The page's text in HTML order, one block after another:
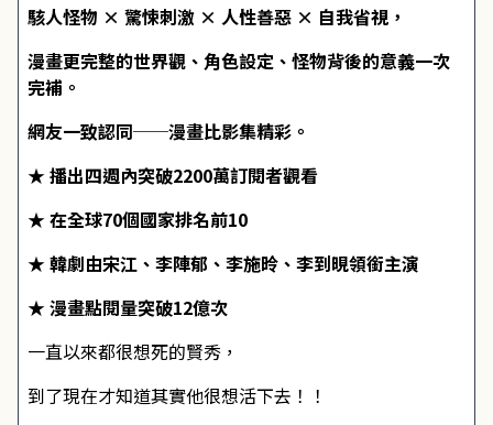
駭人怪物 × 驚悚刺激 × 人性善惡 × 自我省視，
漫畫更完整的世界觀、角色設定、怪物背後的意義一次
完補。
網友一致認同──漫畫比影集精彩。
★ 播出四週內突破2200萬訂閱者觀看
★ 在全球70個國家排名前10
★ 韓劇由宋江、李陣郁、李施昤、李到晛領銜主演
★ 漫畫點閱量突破12億次
一直以來都很想死的賢秀，
到了現在才知道其實他很想活下去！！